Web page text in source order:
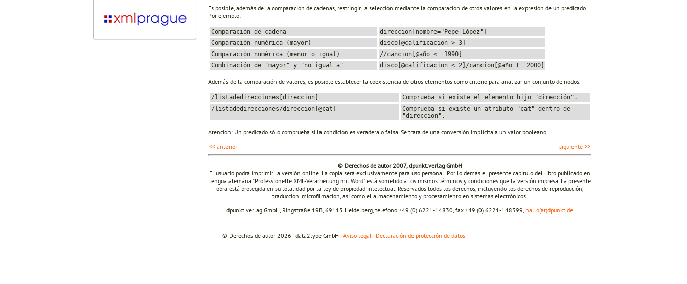
Es posible, además de la comparación de cadenas, restringir la selección mediante la comparación de otros valores en la expresión de un predicado.
Por ejemplo:
Comparación de cadena
direccion[nombre="Pepe López"]
Comparación numérica (mayor)
disco[@calificacion > 3]
Comparación numérica (menor o igual)
//cancion[@año <= 1990]
Combinación de "mayor" y "no igual a"
disco[@calificacion < 2]/cancion[@año != 2000]
Además de la comparación de valores, es posible establecer la coexistencia de otros elementos como criterio para analizar un conjunto de nodos.
/listadedirecciones[direccion]
Comprueba si existe el elemento hijo "dirección".
/listadedirecciones/direccion[@cat]
Comprueba si existe un atributo "cat" dentro de
"direccion".
Atención: Un predicado sólo comprueba si la condición es veradera o falsa. Se trata de una conversión implícita a un valor booleano.
<< anterior
siguiente >>
© Derechos de autor 2007, dpunkt.verlag GmbH
El usuario podrá imprimir la versión online. La copia será exclusivamente para uso personal. Por lo demás el presente capítulo del libro publicado en
lengua alemana "Professionelle XML-Verarbeitung mit Word" está sometido a los mismos términos y condiciones que la versión impresa. La presente
obra está protegida en su totalidad por la ley de propiedad intelectual. Reservados todos los derechos, incluyendo los derechos de reproducción,
traducción, microfilmación, así como el almacenamiento y procesamiento en sistemas electrónicos.
dpunkt.verlag GmbH, Ringstraße 19B, 69115 Heidelberg, téléfono +49 (0) 6221-14830, fax +49 (0) 6221-148399, hallo(at)dpunkt.de
© Derechos de autor 2026 - data2type GmbH -Aviso legal - Declaración de protección de datos